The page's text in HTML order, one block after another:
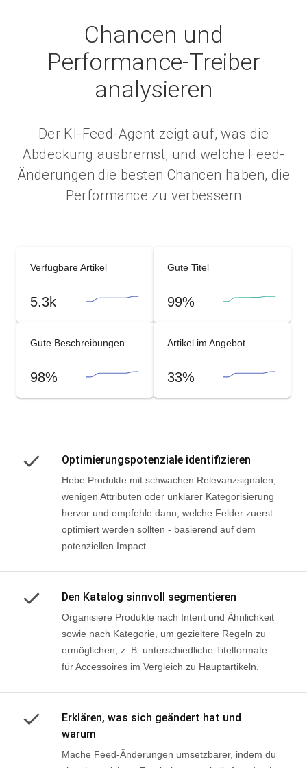
Chancen und
Performance-Treiber
analysieren
Der KI-Feed-Agent zeigt auf, was die
Abdeckung ausbremst, und welche Feed-
Änderungen die besten Chancen haben, die
Optimierungspotenziale identifizieren
Hebe Produkte mit schwachen Relevanzsignalen,
wenigen Attributen oder unklarer Kategorisierung
hervor und empfehle dann, welche Felder zuerst
optimiert werden sollten - basierend auf dem
Den Katalog sinnvoll segmentieren
Organisiere Produkte nach Intent und Ähnlichkeit
sowie nach Kategorie, um gezieltere Regeln zu
ermöglichen, z. B. unterschiedliche Titelformate
Erklären, was sich geändert hat und
warum